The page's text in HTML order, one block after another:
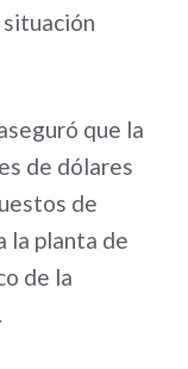
que la
de dólares
de
la planta de
de la